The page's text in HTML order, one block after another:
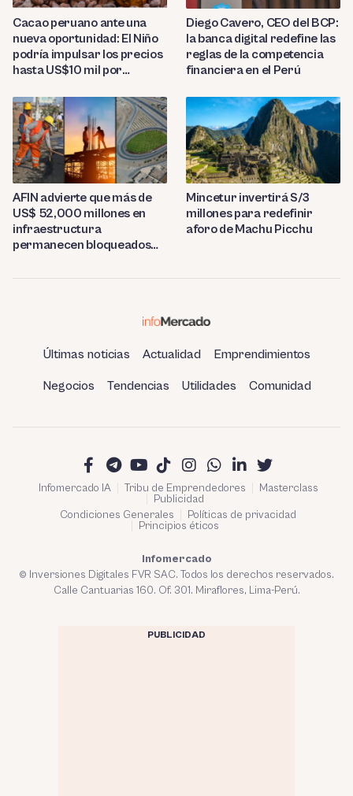
Cacao peruano ante una
nueva oportunidad: El Niño
podría impulsar los precios
hasta US$10 mil por
Diego Cavero, CEO del BCP:
la banca digital redefine las
reglas de la competencia
financiera en el Perú
AFIN advierte que más de
US$ 52,000 millones en
infraestructura
permanecen bloqueados
Mincetur invertirá S/3
millones para redefinir
aforo de Machu Picchu
Últimas noticias Actualidad Emprendimientos
Negocios Tendencias Utilidades Comunidad
Infomercado IA Tribu de Emprendedores
Masterclass
Publicidad
Condiciones Generales
Políticas de privacidad
Principios éticos
Infomercado
© Inversiones Digitales FVR SAC. Todos los derechos reservados.
Calle Cantuarias 160. Of. 301. Miraflores, Lima-Perú.
PUBLICIDAD